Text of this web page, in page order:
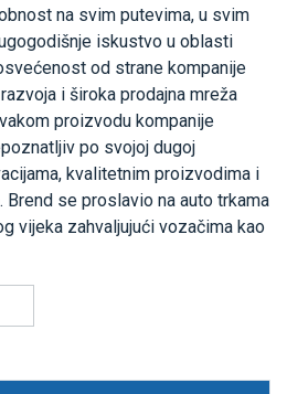
na svim putevima, u svim
iskustvo u oblasti
od strane kompanije
i široka prodajna mreža
proizvodu kompanije
po svojoj dugoj
kvalitetnim proizvodima i
Brend se proslavio na auto trkama
vijeka zahvaljujući vozačima kao